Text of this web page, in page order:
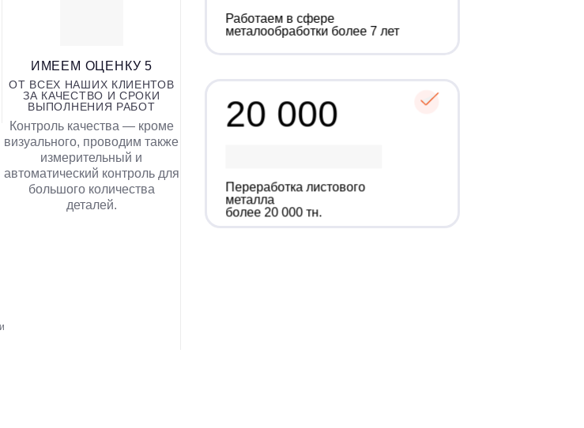
ИМЕЕМ ОЦЕНКУ 5
ОТ ВСЕХ НАШИХ КЛИЕНТОВ
ЗА КАЧЕСТВО И СРОКИ
ВЫПОЛНЕНИЯ РАБОТ
Контроль качества — кроме
визуального, проводим также
измерительный и
автоматический контроль для
большого количества
деталей.
Работаем в сфере
металообработки более 7 лет
20 000
Переработка листового
металла
более 20 000 тн.